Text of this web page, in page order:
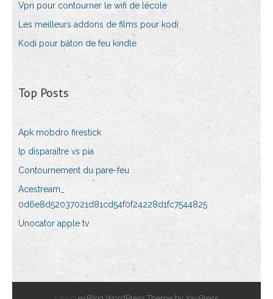
Vpn pour contourner le wifi de lécole
Les meilleurs addons de films pour kodi
Kodi pour bâton de feu kindle
Top Posts
Apk mobdro firestick
Ip disparaître vs pia
Contournement du pare-feu
Acestream_
0d6e8d52037021d81cd54f0f24228d1fc7544825
Unocator apple tv